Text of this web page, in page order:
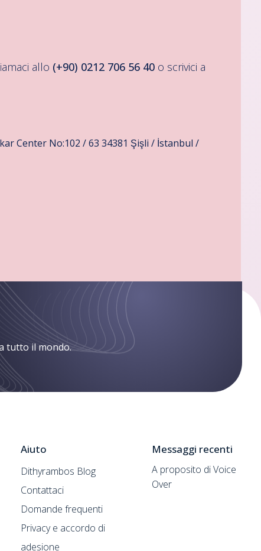
allo (+90) 0212 706 56 40o scrivici a
Center No:102 / 63 34381 Şişli / İstanbul /
tutto il mondo.
Aiuto
Dithyrambos Blog
Contattaci
Domande frequenti
Privacy e accordo di
adesione
Messaggi recenti
A proposito di Voice
Over